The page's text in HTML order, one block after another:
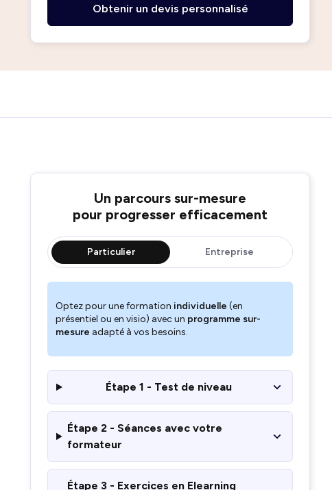
Obtenir un devis personnalisé
Un parcours sur-mesure
pour progresser efficacement
Particulier Entreprise
Optez pour une formation individuelle (en
présentiel ou en visio) avec un programme sur-
mesure adapté à vos besoins.
Étape 1 - Test de niveau
Étape 2 - Séances avec votre
formateur
Étape 3 - Exercices en Elearning